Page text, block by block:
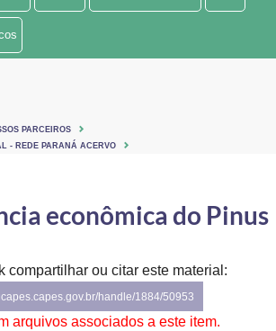
PARCEIROS
- REDE PARANÁ ACERVO
econômica do Pinus
compartilhar ou citar este material:
handle/1884/50953
arquivos associados a este item.